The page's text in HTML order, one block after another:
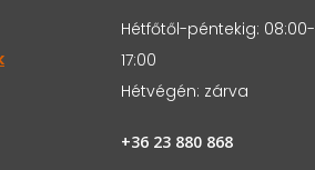
Hétfőtől-péntekig: 08:00-
17:00
Hétvégén: zárva
+36 23 880 868